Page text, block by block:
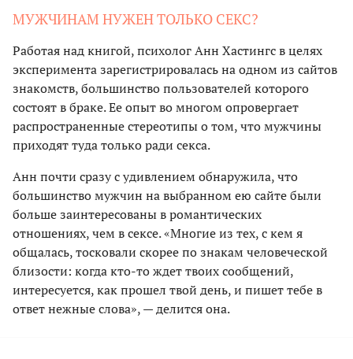
МУЖЧИНАМ НУЖЕН ТОЛЬКО СЕКС?
Работая над книгой, психолог Анн Хастингс в целях
эксперимента зарегистрировалась на одном из сайтов
знакомств, большинство пользователей которого
состоят в браке. Ее опыт во многом опровергает
распространенные стереотипы о том, что мужчины
приходят туда только ради секса.
Анн почти сразу с удивлением обнаружила, что
большинство мужчин на выбранном ею сайте были
больше заинтересованы в романтических
отношениях, чем в сексе. «Многие из тех, с кем я
общалась, тосковали скорее по знакам человеческой
близости: когда кто-то ждет твоих сообщений,
интересуется, как прошел твой день, и пишет тебе в
ответ нежные слова», — делится она.